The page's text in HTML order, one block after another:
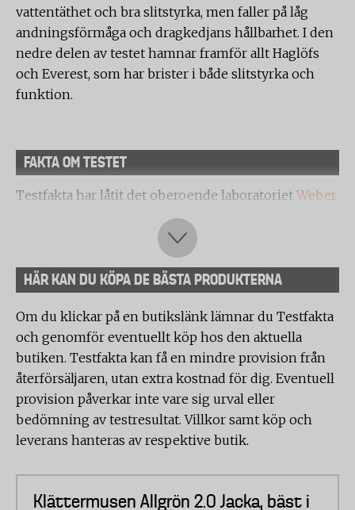
vattentäthet och bra slitstyrka, men faller på låg
andningsförmåga och dragkedjans hållbarhet. I den
nedre delen av testet hamnar framför allt Haglöfs
och Everest, som har brister i både slitstyrka och
funktion.
FAKTA OM TESTET
Testfakta har låtit det oberoende laboratoriet Weber
testa 9 skaljackor. Testet omfattar både
tekniska mätningar och praktiska användartester
för att bedöma produkternas prestanda och
användarvänlighet.
Följande skaljackor har testats av laboratoriet
vid samma tillfälle:
• Haglöfs L.I.M Airak GTX Jacket Men
• Klättermusen Allgrön 2.0
• Arc’teryx Beta AR Jacket
• Norrøna trollveggen Gore-Tex Pro light Jacket
• Everest m 3l venture jacket
• Fjällräven Keb GTX Jacket
• Peak Performance Trail HIPE® 3L Shell Jacket
HÄR KAN DU KÖPA DE BÄSTA PRODUKTERNA
Om du klickar på en butikslänk lämnar du Testfakta
och genomför eventuellt köp hos den aktuella
butiken. Testfakta kan få en mindre provision från
återförsäljaren, utan extra kostnad för dig. Eventuell
provision påverkar inte vare sig urval eller
bedömning av testresultat. Villkor samt köp och
leverans hanteras av respektive butik.
Klättermusen Allgrön 2.0 Jacka, bäst i